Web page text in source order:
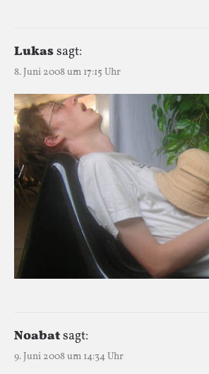
Lukassagt:
8. Juni 2008 um 17:15 Uhr
Noabatsagt:
9. Juni 2008 um 14:34 Uhr